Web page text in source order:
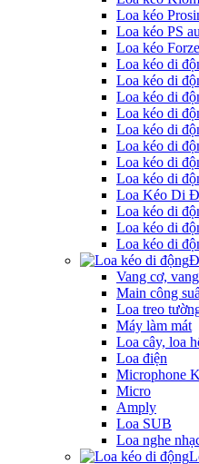
Loa kéo
Loa kéo PS
Loa kéo
Loa kéo di
Loa kéo di
Loa kéo di
Loa kéo di
Loa kéo di
Loa kéo di
Loa kéo di
Loa kéo di
Loa Kéo Di
Loa kéo di
Loa kéo di
Loa kéo di
Vang cơ,
Main công
Loa treo
Máy làm mát
Loa cây, loa
Loa điện
Microphone
Micro
Amply
Loa SUB
Loa nghe